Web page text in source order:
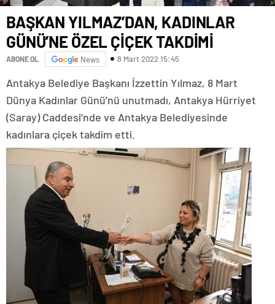
BAŞKAN YILMAZ’DAN, KADINLAR
GÜNÜ’NE ÖZEL ÇİÇEK TAKDİMİ
ABONE OL News 8 Mart 2022 15:45
Antakya Belediye Başkanı İzzettin Yılmaz, 8 Mart
Dünya Kadınlar Günü’nü unutmadı, Antakya Hürriyet
(Saray) Caddesi’nde ve Antakya Belediyesinde
kadınlara çiçek takdim etti.